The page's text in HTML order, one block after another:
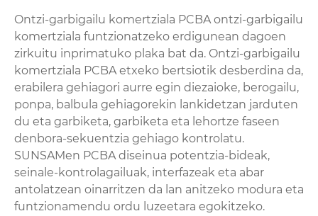
Ontzi-garbigailu komertziala PCBA ontzi-garbigailu
komertziala funtzionatzeko erdigunean dagoen
zirkuitu inprimatuko plaka bat da. Ontzi-garbigailu
komertziala PCBA etxeko bertsiotik desberdina da,
erabilera gehiagori aurre egin diezaioke, berogailu,
ponpa, balbula gehiagorekin lankidetzan jarduten
du eta garbiketa, garbiketa eta lehortze faseen
denbora-sekuentzia gehiago kontrolatu.
SUNSAMen PCBA diseinua potentzia-bideak,
seinale-kontrolagailuak, interfazeak eta abar
antolatzean oinarritzen da lan anitzeko modura eta
funtzionamendu ordu luzeetara egokitzeko.